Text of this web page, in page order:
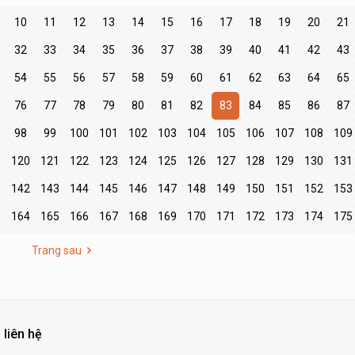
10 11 12 13 14 15 16 17 18 19 20 21
32 33 34 35 36 37 38 39 40 41 42 43
54 55 56 57 58 59 60 61 62 63 64 65
76 77 78 79 80 81 82 83 84 85 86 87
98 99 100 101 102 103 104 105 106 107 108 109
120 121 122 123 124 125 126 127 128 129 130 131
142 143 144 145 146 147 148 149 150 151 152 153
164 165 166 167 168 169 170 171 172 173 174 175
Trang sau
hệ